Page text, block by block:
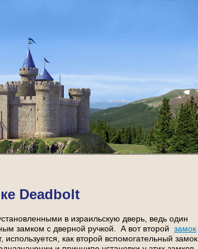
Deadbolt
в израильскую дверь, ведь один
замком с дверной ручкой. А вот второйзамок
как второй вспомогательный замок